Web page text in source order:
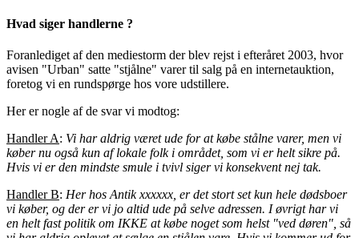
Hvad siger handlerne ?
Foranlediget af den mediestorm der blev rejst i efteråret 2003, hvor
avisen "Urban" satte "stjålne" varer til salg på en internetauktion,
foretog vi en rundspørge hos vore udstillere.
Her er nogle af de svar vi modtog:
Handler A: Vi har aldrig været ude for at købe stålne varer, men vi
køber nu også kun af lokale folk i området, som vi er helt sikre på.
Hvis vi er den mindste smule i tvivl siger vi konsekvent nej tak.
Handler B: Her hos Antik xxxxxx, er det stort set kun hele dødsboer
vi køber, og der er vi jo altid ude på selve adressen. I øvrigt har vi
en helt fast politik om IKKE at købe noget som helst "ved døren", så